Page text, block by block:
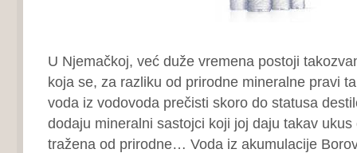
U Njemačkoj, već duže vremena postoji
koja se, za razliku od prirodne mineralne pravi
voda iz vodovoda prečisti skoro do statusa
dodaju mineralni sastojci koji joj daju takav
tražena od prirodne… Voda iz akumulacije